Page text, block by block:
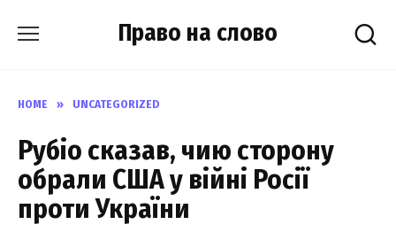
Право на слово
HOME » UNCATEGORIZED
Рубіо сказав, чию сторону
обрали США у війні Росії
проти України